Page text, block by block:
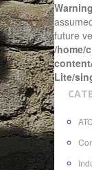
Warning
future
/home/
Lite/